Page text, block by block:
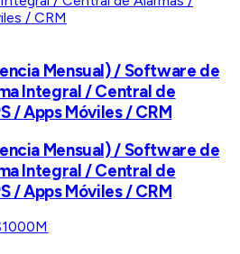
Mensual) / Software de
Integral / Central de
/ Apps Móviles / CRM
Mensual) / Software de
Integral / Central de
/ Apps Móviles / CRM